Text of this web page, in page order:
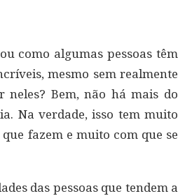
como algumas pessoas têm
mesmo sem realmente
neles? Bem, não há mais do
Na verdade, isso tem muito
fazem e muito com que se
das pessoas que tendem a